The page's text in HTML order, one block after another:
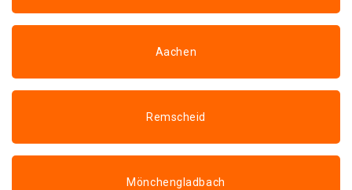
Aachen
Remscheid
Mönchengladbach